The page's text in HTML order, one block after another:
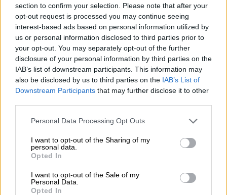
section to confirm your selection. Please note that after your
opt-out request is processed you may continue seeing
interest-based ads based on personal information utilized by
us or personal information disclosed to third parties prior to
your opt-out. You may separately opt-out of the further
disclosure of your personal information by third parties on the
IAB’s list of downstream participants. This information may
also be disclosed by us to third parties on the IAB’s List of
Downstream Participants that may further disclose it to other
Personal Data Processing Opt Outs
I want to opt-out of the Sharing of my
personal data.
Opted In
I want to opt-out of the Sale of my
Personal Data.
Opted In
06.08.2026 - 13:30
Όταν η επόμενη μέρα είναι στάχτη, τι θα πει ο Ασφαλιστικός
Διαμεσολαβητής στον πελάτη κλάδου υγείας;
06.08.2026 - 12:22
Kavita Patel - PhARMA Innovation Forum: Ένα στα πέντε
καινοτόμα φάρμακα φτάνει τελικά στην Ελλάδα
ζητούν οι έμποροι από την Κυβέρνηση
06.08.2026 - 10:45
Ευρώπη: Μπορεί η κλιματική αλλαγή να οδηγήσει σε
06.08.2026 - 09:15